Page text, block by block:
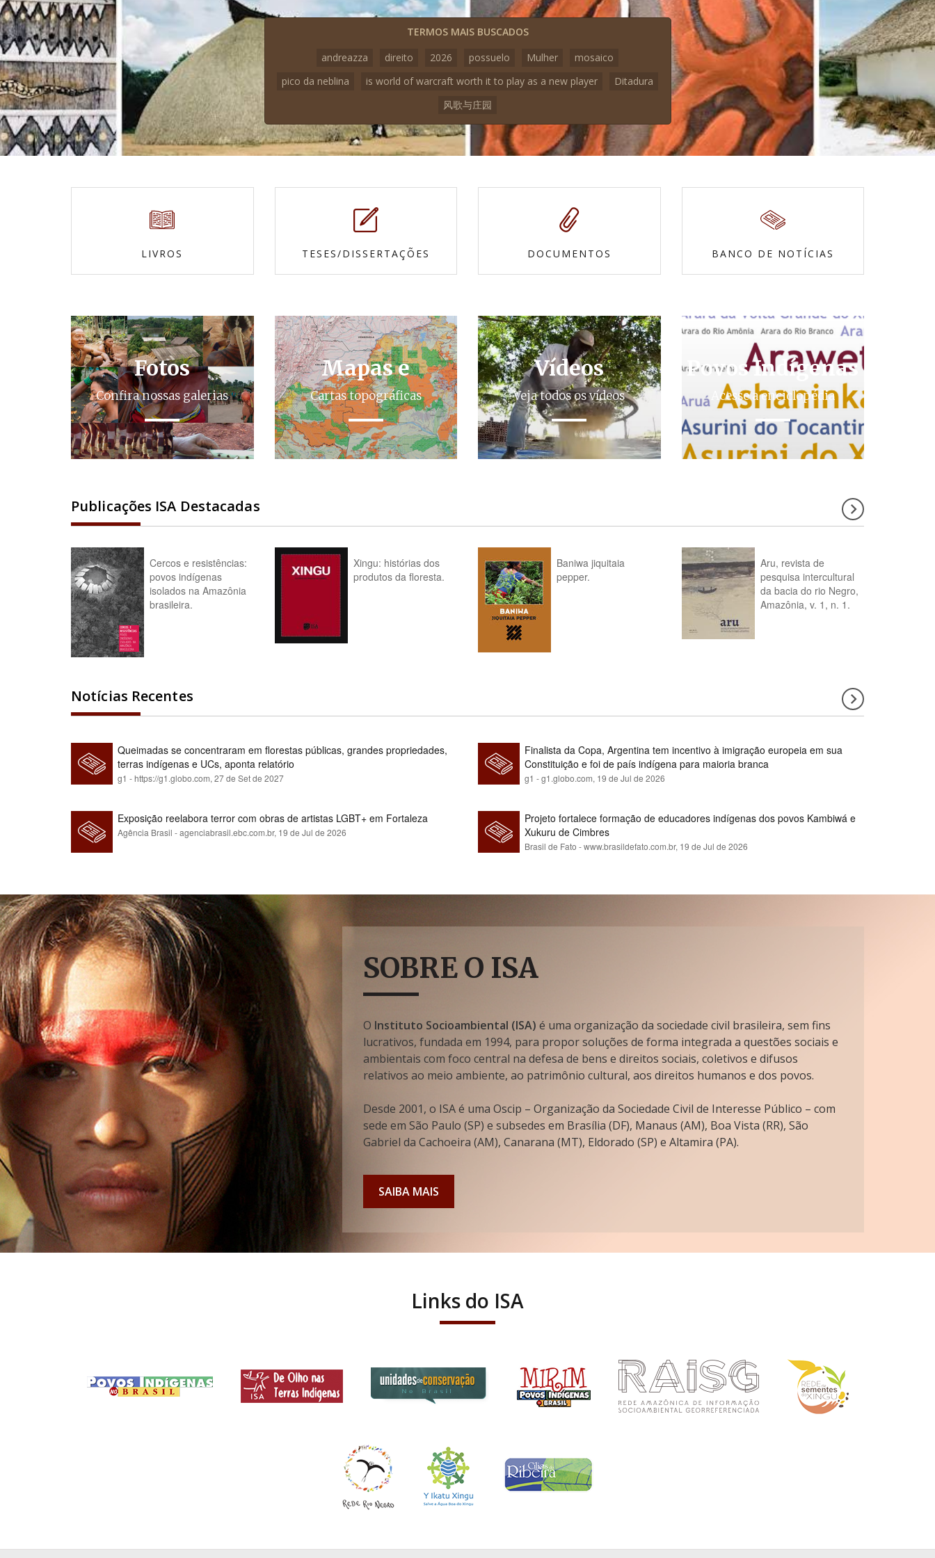
TERMOS MAIS BUSCADOS
andreazza
direito 2026 possuelo Mulher
mosaico
pico da neblina
is world of warcraft worth it to play as a new player
Ditadura
风歌与庄园
LIVROS TESES/DISSERTAÇÕES DOCUMENTOS BANCO DE NOTÍCIAS
Fotos
Confira nossas galerias
Mapas e
Cartas topográficas
Vídeos
Veja todos os vídeos
Povos Indígenas
Acesse a enciclopédia
Publicações ISA Destacadas
Cercos e resistências:
povos indígenas
isolados na Amazônia
brasileira.
Xingu: histórias dos
produtos da floresta.
Baniwa jiquitaia
pepper.
Aru, revista de
pesquisa intercultural
da bacia do rio Negro,
Amazônia, v. 1, n. 1.
Notícias Recentes
Queimadas se concentraram em florestas públicas, grandes propriedades,
terras indígenas e UCs, aponta relatório
g1 - https://g1.globo.com, 27 de Set de 2027
Finalista da Copa, Argentina tem incentivo à imigração europeia em sua
Constituição e foi de país indígena para maioria branca
g1 - g1.globo.com, 19 de Jul de 2026
Exposição reelabora terror com obras de artistas LGBT+ em Fortaleza
Agência Brasil - agenciabrasil.ebc.com.br, 19 de Jul de 2026
Projeto fortalece formação de educadores indígenas dos povos Kambiwá e
Xukuru de Cimbres
Brasil de Fato - www.brasildefato.com.br, 19 de Jul de 2026
SOBRE O ISA
O Instituto Socioambiental (ISA) é uma organização da sociedade civil brasileira, sem fins
lucrativos, fundada em 1994, para propor soluções de forma integrada a questões sociais e
ambientais com foco central na defesa de bens e direitos sociais, coletivos e difusos
relativos ao meio ambiente, ao patrimônio cultural, aos direitos humanos e dos povos.
Desde 2001, o ISA é uma Oscip – Organização da Sociedade Civil de Interesse Público – com
sede em São Paulo (SP) e subsedes em Brasília (DF), Manaus (AM), Boa Vista (RR), São
Gabriel da Cachoeira (AM), Canarana (MT), Eldorado (SP) e Altamira (PA).
SAIBA MAIS
Links do ISA